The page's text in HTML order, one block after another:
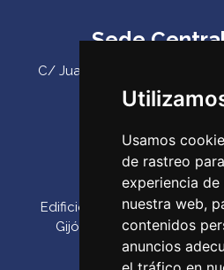
Usamos
de rastreo
experiencia
nuestra web,
contenidos
anuncios
Sede
C/ Juan Antonio Álvarez
Email:
Edificio Impulsa, Oficina 6.
Gijón. Calle Los Prados,
Teléfono: